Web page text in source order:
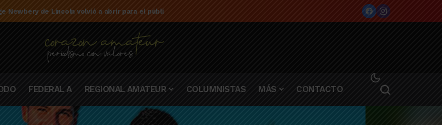
de El Linqueño en el torneo Federal A 2025/2026
FEDERAL A REGIONAL AMATEUR COLUMNISTAS MÁS CONTACTO